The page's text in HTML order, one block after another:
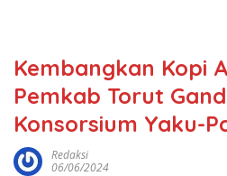
Kembangkan Kopi
Pemkab Torut
Konsorsium Yaku-
Redaksi
06/06/2024